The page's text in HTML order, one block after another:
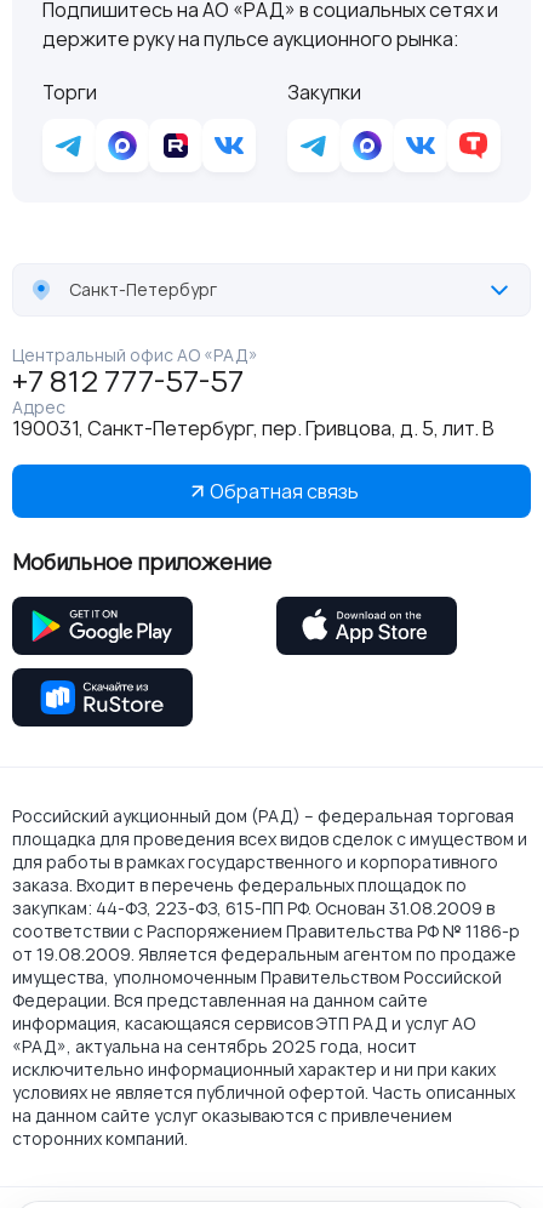
Подпишитесь на АО «РАД» в социальных сетях и
держите руку на пульсе аукционного рынка:
Торги
Закупки
Санкт-Петербург
Центральный офис АО «РАД»
+7 812 777-57-57
Адрес
190031, Санкт-Петербург, пер. Гривцова, д. 5, лит. В
Обратная связь
Мобильное приложение
Российский аукционный дом (РАД) – федеральная торговая
площадка для проведения всех видов сделок с имуществом и
для работы в рамках государственного и корпоративного
заказа. Входит в перечень федеральных площадок по
закупкам: 44-ФЗ, 223-ФЗ, 615-ПП РФ. Основан 31.08.2009 в
соответствии с Распоряжением Правительства РФ № 1186-р
от 19.08.2009. Является федеральным агентом по продаже
имущества, уполномоченным Правительством Российской
Федерации. Вся представленная на данном сайте
информация, касающаяся сервисов ЭТП РАД и услуг АО
«РАД», актуальна на сентябрь 2025 года, носит
исключительно информационный характер и ни при каких
условиях не является публичной офертой. Часть описанных
на данном сайте услуг оказываются с привлечением
сторонних компаний.